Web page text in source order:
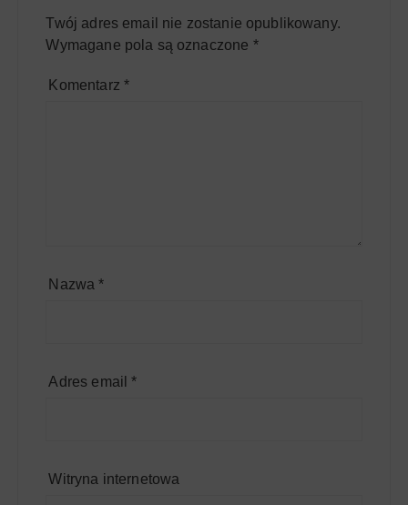
Twój adres email nie zostanie opublikowany.
Wymagane pola są oznaczone *
Komentarz *
Nazwa*
Adres email*
Witryna internetowa